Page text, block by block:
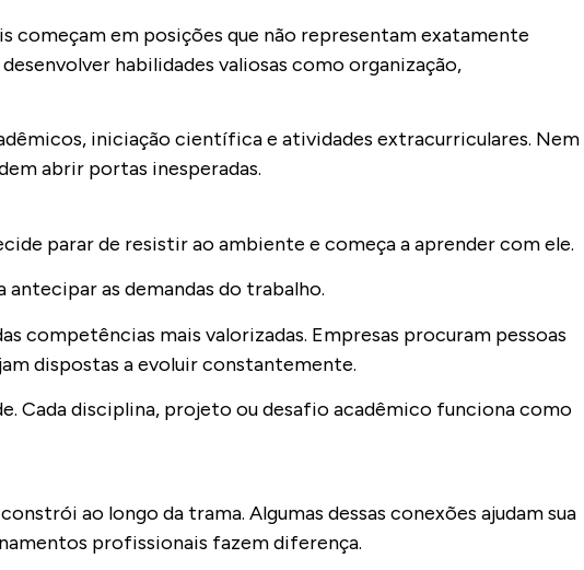
começam em posições que não representam exatamente
habilidades valiosas como organização,
iniciação científica e atividades extracurriculares. Nem
abrir portas inesperadas.
parar de resistir ao ambiente e começa a aprender com ele.
antecipar as demandas do trabalho.
competências mais valorizadas. Empresas procuram pessoas
dispostas a evoluir constantemente.
Cada disciplina, projeto ou desafio acadêmico funciona como
ao longo da trama. Algumas dessas conexões ajudam sua
profissionais fazem diferença.